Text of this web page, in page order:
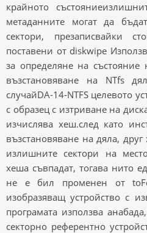
крайното
метаданните могат да
сектори, презаписвайки
поставени от diskwipe
за определяне на
възстановяване на NTfs
случайDA-14-NTFS целевото
с образец с изтриване на
изчислява хеш.след като
възстановяване на дяла,
излишните сектори на
хеша съвпадат, тогава нито
не е бил променен от
изобразяващ устройство с
програмата използва
секторно референтно